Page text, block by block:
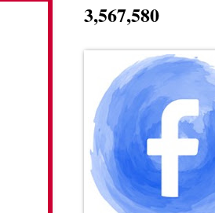
3,567,580